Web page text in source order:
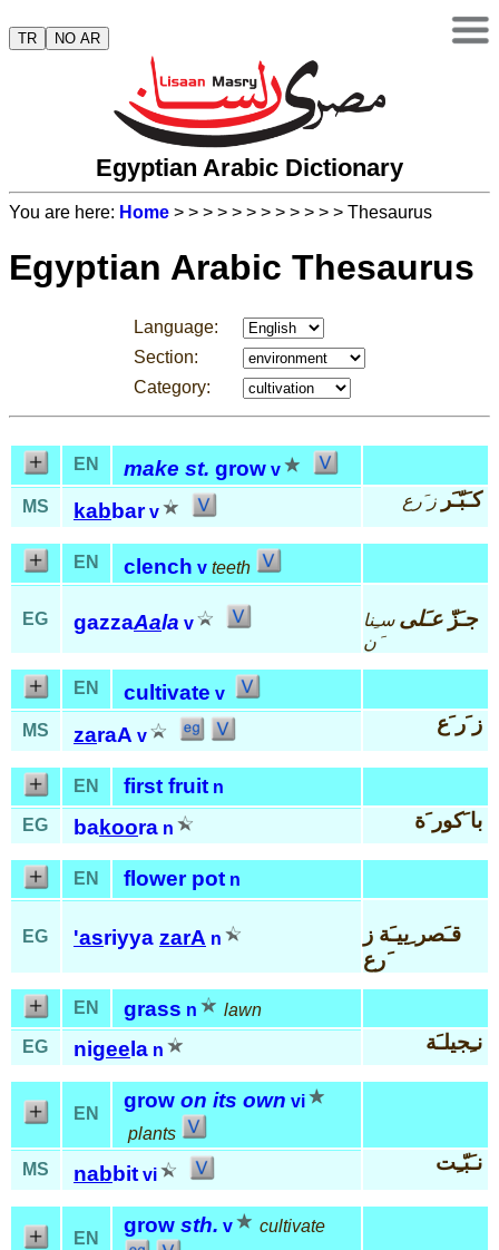
TR NO AR
Egyptian Arabic Dictionary
You are here: Home > > > > > > > > > > > > Thesaurus
Egyptian Arabic Thesaurus
Language:
Section:
Category:
EN make st. grow v
MS
kabbar v
كـَبّـَر ز َرع
EN clench v teeth
EG gazzaAala v جـَزّعـَلى سـِنا
َن
EN cultivate v
MS
zaraA v
ز َر َع
EN first fruit n
EG
bakoora n با َكور َة
EN flower pot n
EG 'asriyya zarA n
قـَصر ِييـَة ز
َرع
EN grass n
lawn
EG
nigee la n نـِجيلـَة
EN
grow on its own vi
plants
MS
nabbit vi
نـَبّـِت
EN
grow sth. v cultivate